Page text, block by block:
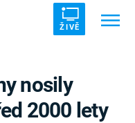
ŽIVĚ
nosily
2000 lety